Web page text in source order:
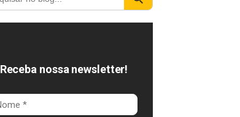
Receba nossa newsletter!